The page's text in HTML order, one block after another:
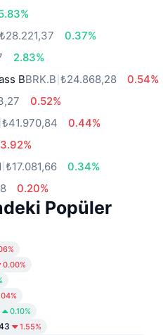
₺28.221,37
0.37%
2.83%
BBRK.B ₺24.868,28
0.54%
0.52%
₺41.970,84
0.44%
3.92%
₺17.081,66
0.34%
0.20%
Popüler
0.00%
0.10%
1.55%